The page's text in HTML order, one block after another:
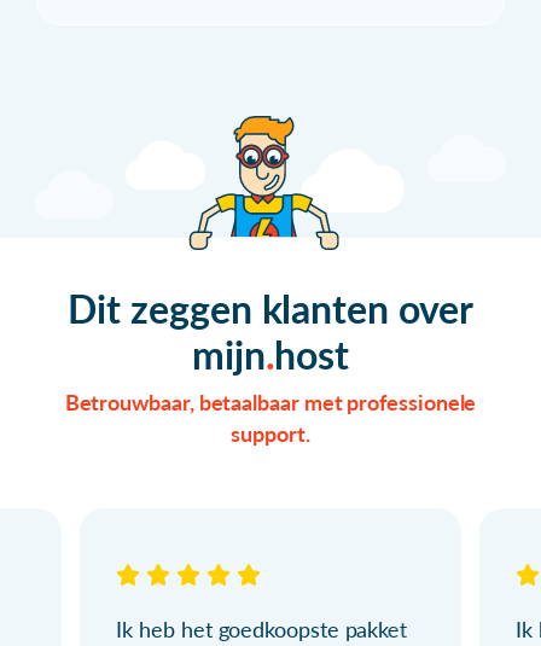
Dit zeggen klanten over
mijn host
Betrouwbaar, betaalbaar met professionele
support.
Ik heb het goedkoopste pakket
Ik